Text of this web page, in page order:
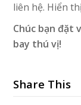
liên hệ. Hiển
Chúc bạn đặt
bay thú vị!
Share This